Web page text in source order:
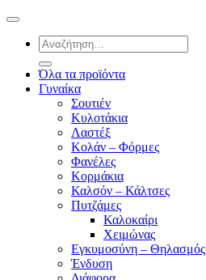
Αναζήτηση
για:
Όλα τα προϊόντα
Γυναίκα
Σουτιέν
Κυλοτάκια
Λαστέξ
Κολάν – Φόρμες
Φανέλες
Κορμάκια
Καλσόν – Κάλτσες
Πυτζάμες
Καλοκαίρι
Χειμώνας
Εγκυμοσύνη – Θηλασμός
Ένδυση